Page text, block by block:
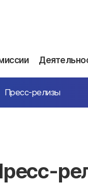
Пресс-релизы